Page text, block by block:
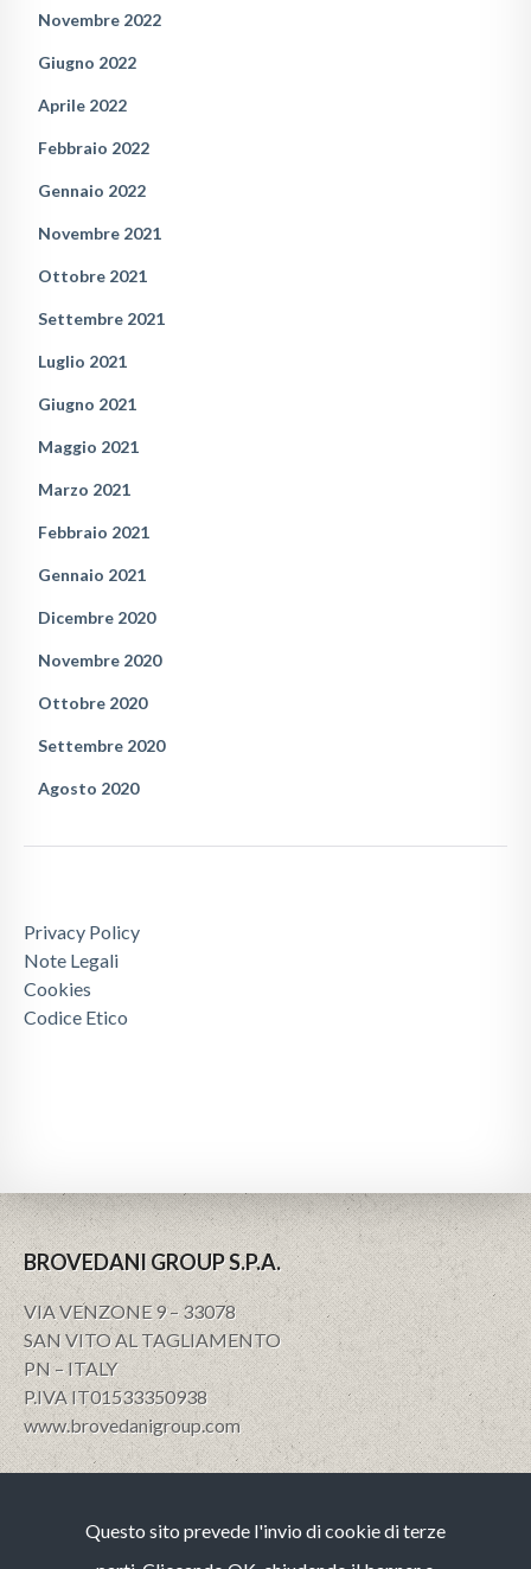
Novembre 2022
Giugno 2022
Aprile 2022
Febbraio 2022
Gennaio 2022
Novembre 2021
Ottobre 2021
Settembre 2021
Luglio 2021
Giugno 2021
Maggio 2021
Marzo 2021
Febbraio 2021
Gennaio 2021
Dicembre 2020
Novembre 2020
Ottobre 2020
Settembre 2020
Agosto 2020
Privacy Policy
Note Legali
Cookies
Codice Etico
BROVEDANI GROUP S.P.A.
VIA VENZONE 9 – 33078
SAN VITO AL TAGLIAMENTO
PN – ITALY
P.IVA IT01533350938
www.brovedanigroup.com
Note Legali
Questo sito prevede l'invio di cookie di terze